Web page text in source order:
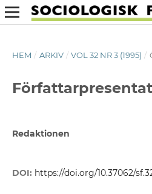
HEM / ARKIV / VOL 32 NR 3 (1995) /
Redaktionen
DOI: https://doi.org/10.37062/